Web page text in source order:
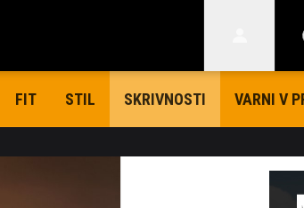
FIT STIL SKRIVNOSTI VARNI V